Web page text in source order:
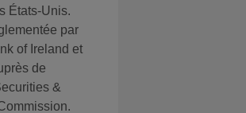
États-Unis.
par
of Ireland et
de
&